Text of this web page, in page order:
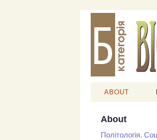
ABOUT
About
Політологія.